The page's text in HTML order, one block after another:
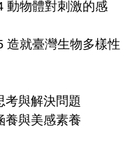
動物體對刺激的感
造就臺灣生物多樣性
考與解決問題
養與美感素養